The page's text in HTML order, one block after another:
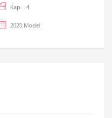
Kapı : 4
2020 Model